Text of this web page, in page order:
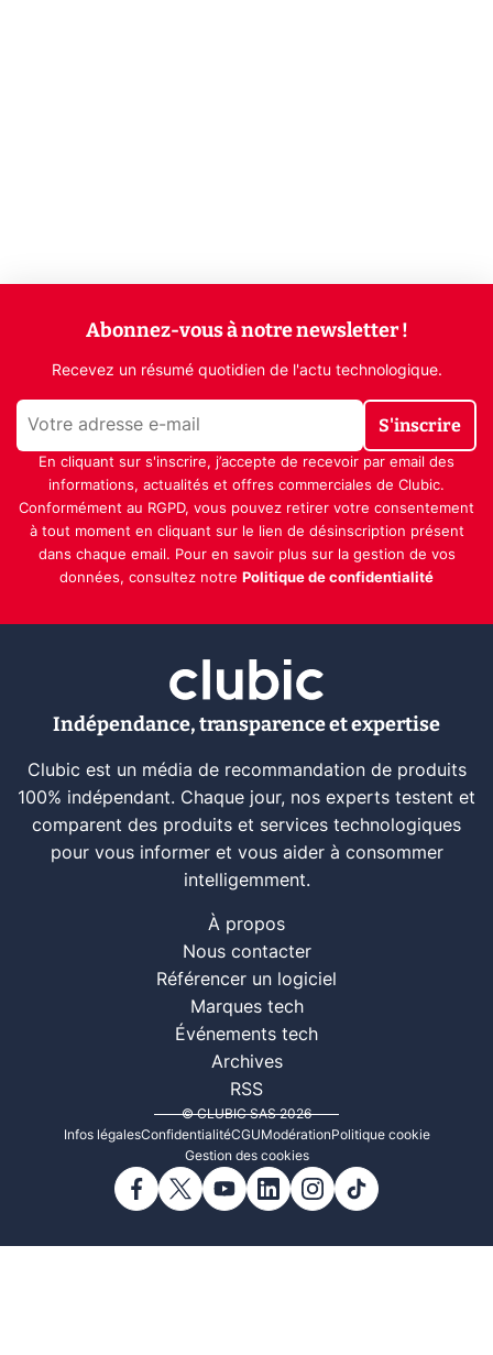
Abonnez-vous à notre newsletter !
Recevez un résumé quotidien de l'actu technologique.
S'inscrire
En cliquant sur s'inscrire, j’accepte de recevoir par email des
informations, actualités et offres commerciales de Clubic.
Conformément au RGPD, vous pouvez retirer votre consentement
à tout moment en cliquant sur le lien de désinscription présent
dans chaque email. Pour en savoir plus sur la gestion de vos
données, consultez notre Politique de confidentialité
Indépendance, transparence et expertise
Clubic est un média de recommandation de produits
100% indépendant. Chaque jour, nos experts testent et
comparent des produits et services technologiques
pour vous informer et vous aider à consommer
intelligemment.
À propos
Nous contacter
Référencer un logiciel
Marques tech
Événements tech
Archives
RSS
© CLUBIC SAS 2026
Infos légalesConfidentialitéCGUModérationPolitique cookie
Gestion des cookies